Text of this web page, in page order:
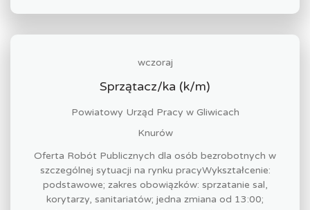
wczoraj
Sprzątacz/ka (k/m)
Powiatowy Urząd Pracy w Gliwicach
Knurów
Oferta Robót Publicznych dla osób bezrobotnych w
szczególnej sytuacji na rynku pracyWykształcenie:
podstawowe; zakres obowiązków: sprzatanie sal,
korytarzy, sanitariatów; jedna zmiana od 13:00;